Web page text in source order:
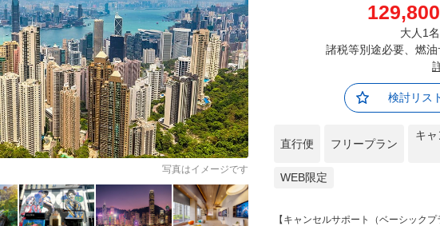
写真はイメージです
129,800
大人1
諸税等別途必要、燃
検討リス
直行便 フリープラン
キ
WEB限定
【キャンセルサポート（ベーシックプ